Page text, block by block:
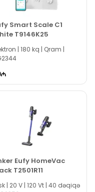
ilə əldə edə
Smart Scale C1
T9146K25
| 180 kq | Qram |
Eufy HomeVac
T2501R11
| 20 V | 120 Vt | 40 dəqiqə